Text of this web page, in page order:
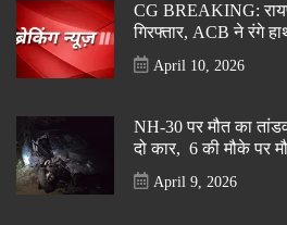
CG BREAKING:
गिरफ्तार, ACB ने रंगे
April 10, 2026
NH-30 पर मौत का
दो कार, 6 की मौके पर
April 9, 2026